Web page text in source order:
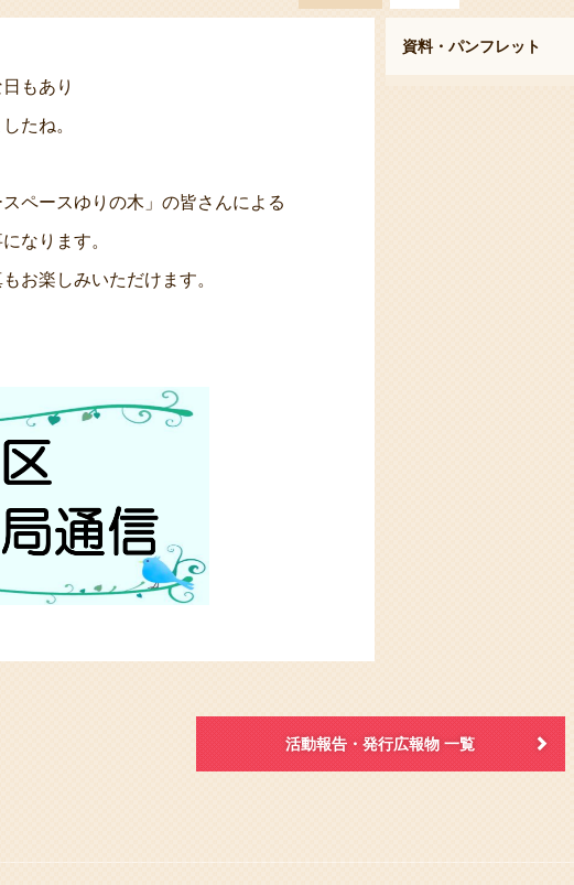
もあり
たね。
ペースゆりの木」の皆さんによる
なります。
お楽しみいただけます。
資料・パンフレット
活動報告・発行広報物 一覧